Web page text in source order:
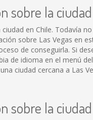
sobre la
ciudad en Chile. Todavía
sobre Las Vegas en
de conseguirla. Si
de idioma en el menú
ciudad cercana a Las
sobre la